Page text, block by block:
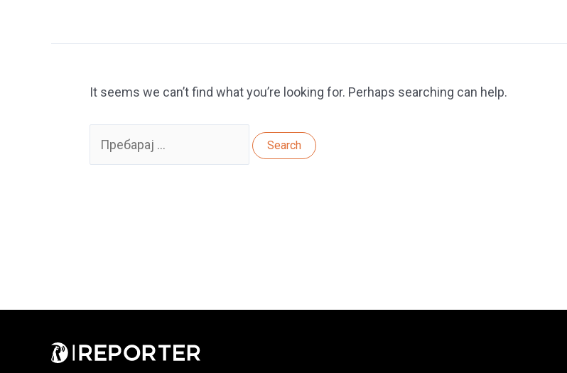
It seems we can’t find what you’re looking for. Perhaps searching can help.
for: